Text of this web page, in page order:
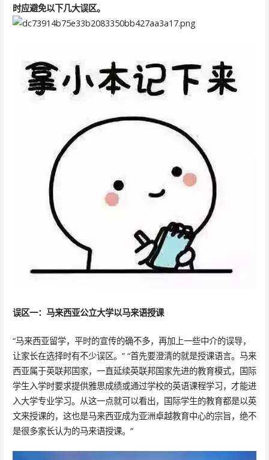
时应避免以下几大误区。
误区一：马来西亚公立大学以马来语授课
“马来西亚留学，平时的宣传的确不多，再加上一些中介的误导，
让家长在选择时有不少误区。” “首先要澄清的就是授课语言。马来
西亚属于英联邦国家，一直延续英联邦国家先进的教育模式，国际
学生入学时要求提供雅思成绩或通过学校的英语课程学习，才能进
入大学专业学习。从这一点就可以看出，国际学生的教育都是以英
文来授课的，这也是马来西亚成为亚洲卓越教育中心的宗旨，绝不
是很多家长认为的马来语授课。”